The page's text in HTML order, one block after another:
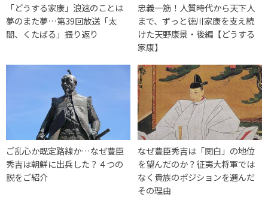
「どうする家康」浪速のことは
夢のまた夢…第39回放送「太
閤、くたばる」振り返り
忠義一筋！人質時代から天下人
まで、ずっと徳川家康を支え続
けた天野康景・後編【どうする
家康】
ご乱心か既定路線か…なぜ豊臣
秀吉は朝鮮に出兵した？４つの
説をご紹介
なぜ豊臣秀吉は「関白」の地位
を望んだのか？征夷大将軍では
なく貴族のポジションを選んだ
その理由